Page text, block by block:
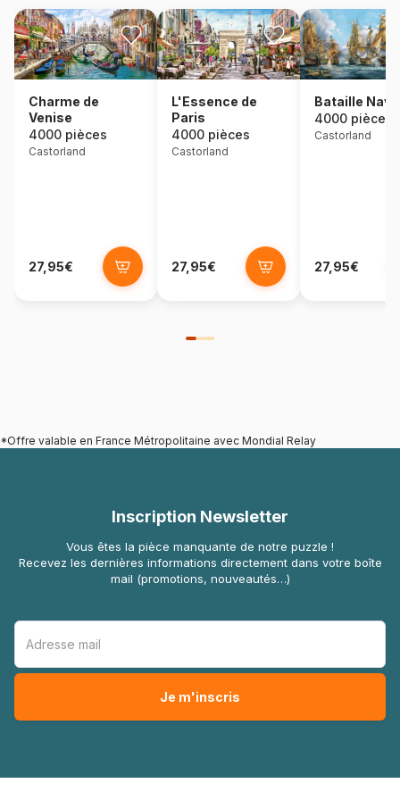
Charme de
Venise
4000 pièces
Castorland
27,95€
L'Essence de
Paris
4000 pièces
Castorland
27,95€
Bataille
4000 pièces
Castorland
27,95€
*Offre valable en France Métropolitaine avec Mondial Relay
Inscription Newsletter
Vous êtes la pièce manquante de notre puzzle !
Recevez les dernières informations directement dans votre boîte
mail (promotions, nouveautés…)